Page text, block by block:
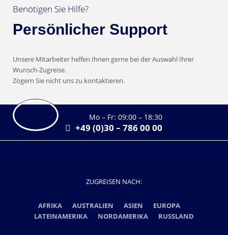
Benötigen Sie Hilfe?
Persönlicher Support
Unsere Mitarbeiter helfen Ihnen gerne bei der Auswahl Ihrer
Wunsch-Zugreise.
Zögern Sie nicht uns zu kontaktieren.
Mo – Fr: 09:00 – 18:30
+49 (0)30 – 786 00 00
ZUGREISEN NACH:
AFRIKA AUSTRALIEN ASIEN
EUROPA
LATEINAMERIKA
NORDAMERIKA RUSSLAND